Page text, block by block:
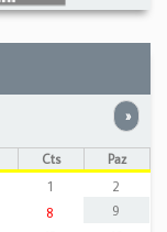
»
Cts
Paz
1
2
8
9